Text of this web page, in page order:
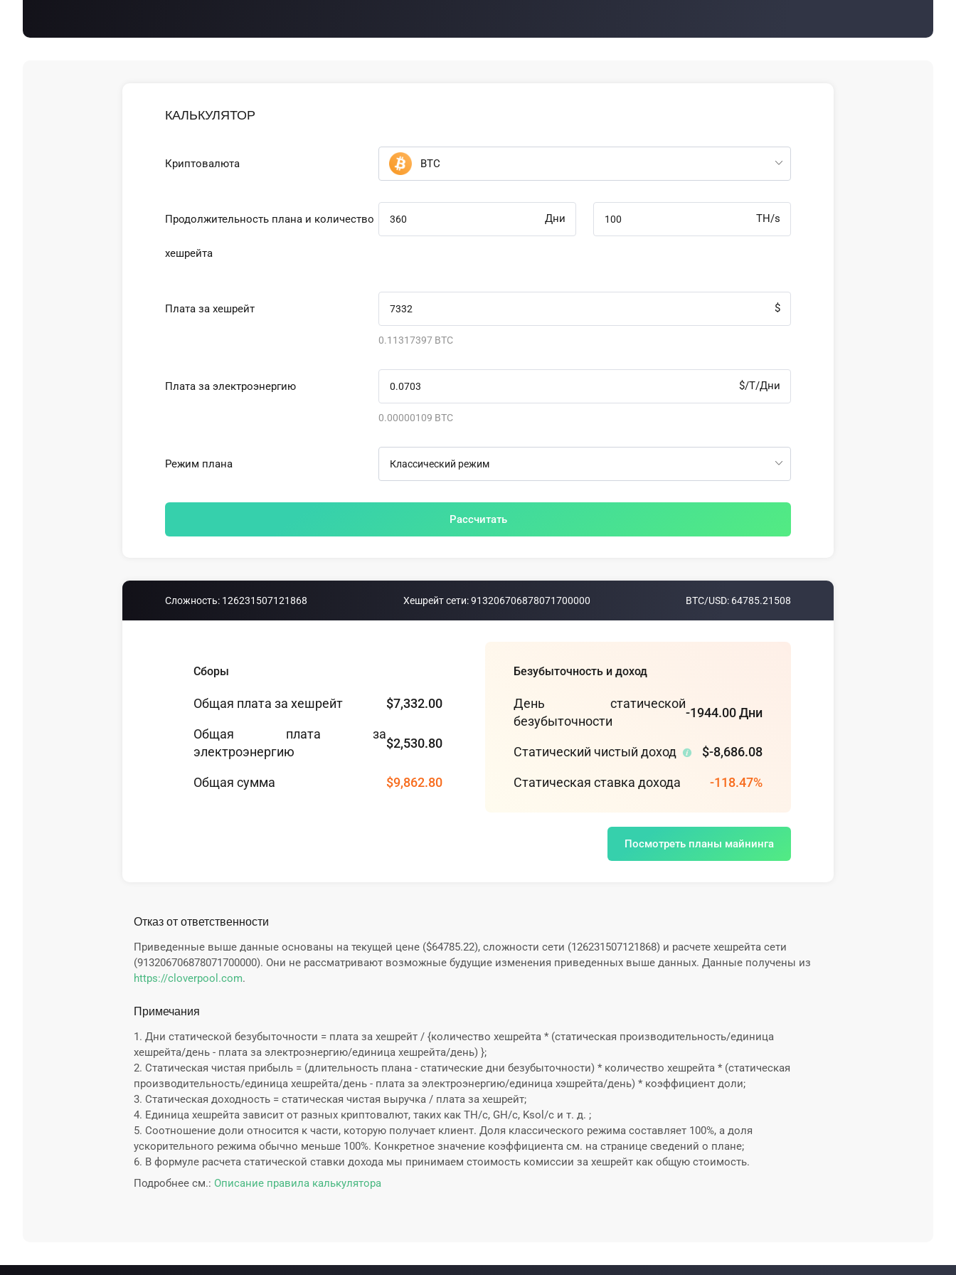
КАЛЬКУЛЯТОР
Криптовалюта BTC
Продолжительность плана и количество
хешрейта
Дни TH/s
Плата за хешрейт $
0.11317397 BTC
Плата за электроэнергию $/T/Дни
0.00000109 BTC
Режим плана
Рассчитать
Сложность: 126231507121868 Хешрейт сети:913206706878071700000 BTC/USD: 64785.21508
Сборы
Общая плата за хешрейт $7,332.00
Общая плата за
электроэнергию
$2,530.80
Общая сумма $9,862.80
Безубыточность и доход
День статической
безубыточности
-1944.00 Дни
Статический чистый доход $-8,686.08
Статическая ставка дохода -118.47%
Посмотреть планы майнинга
Отказ от ответственности
Приведенные выше данные основаны на текущей цене ($64785.22), сложности сети (126231507121868) и расчете хешрейта сети
(913206706878071700000). Они не рассматривают возможные будущие изменения приведенных выше данных. Данные получены из
https://cloverpool.com.
Примечания
1. Дни статической безубыточности = плата за хешрейт / {количество хешрейта * (статическая производительность/единица
хешрейта/день - плата за электроэнергию/единица хешрейта/день) };
2. Статическая чистая прибыль = (длительность плана - статические дни безубыточности) * количество хешрейта * (статическая
производительность/единица хешрейта/день - плата за электроэнергию/единица хэшрейта/день) * коэффициент доли;
3. Статическая доходность = статическая чистая выручка / плата за хешрейт;
4. Единица хешрейта зависит от разных криптовалют, таких как TH/с, GH/с, Ksol/с и т. д. ;
5. Соотношение доли относится к части, которую получает клиент. Доля классического режима составляет 100%, а доля
ускорительного режима обычно меньше 100%. Конкретное значение коэффициента см. на странице сведений о плане;
6. В формуле расчета статической ставки дохода мы принимаем стоимость комиссии за хешрейт как общую стоимость.
Подробнее см.: Описание правила калькулятора